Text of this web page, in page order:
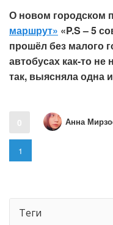
О новом городском
маршрут» «P.S – 5
прошёл без малого
автобусах как-то
так, выясняла одна
0 Анна
1
Теги